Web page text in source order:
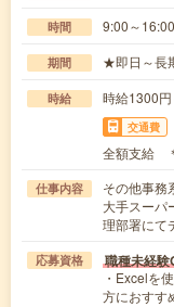
時間 9:00～
期間 ★即日～長
時給 時給1300円
交通費
全額支給
仕事内容
その他事務
大手スーパ
理部署にて
応募資格 職種未経験
・Excelを
方におすす